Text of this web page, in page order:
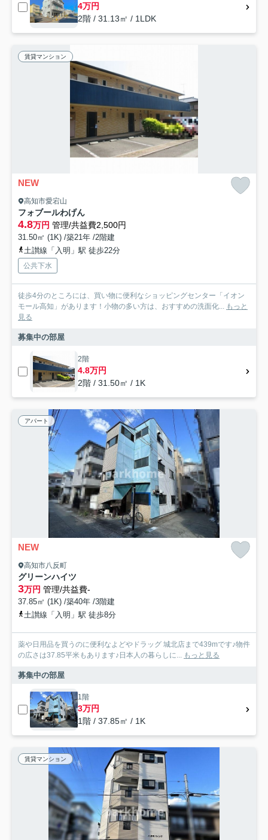
4万円
2階 / 31.13㎡ / 1LDK
賃貸マンション
NEW
高知市愛宕山
フォブールわげん
4.8万円 管理/共益費2,500円
31.50㎡ (1K) /築21年 /2階建
土讃線「入明」駅 徒歩22分
公共下水
徒歩4分のところには、買い物に便利なショッピングセンター「イオン
モール高知」があります！小物の多い方は、おすすめの洗面化... もっと
見る
募集中の部屋
2階
4.8万円
2階 / 31.50㎡ / 1K
アパート
NEW
高知市八反町
グリーンハイツ
3万円 管理/共益費-
37.85㎡ (1K) /築40年 /3階建
土讃線「入明」駅 徒歩8分
薬や日用品を買うのに便利なよどやドラッグ 城北店まで439mです♪物件
の広さは37.85平米もあります♪日本人の暮らしに... もっと見る
募集中の部屋
1階
3万円
1階 / 37.85㎡ / 1K
賃貸マンション